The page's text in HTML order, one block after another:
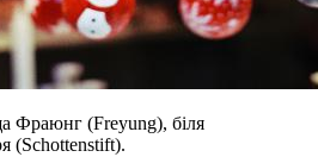
Фраюнг (Freyung), біля
(Schottenstift).